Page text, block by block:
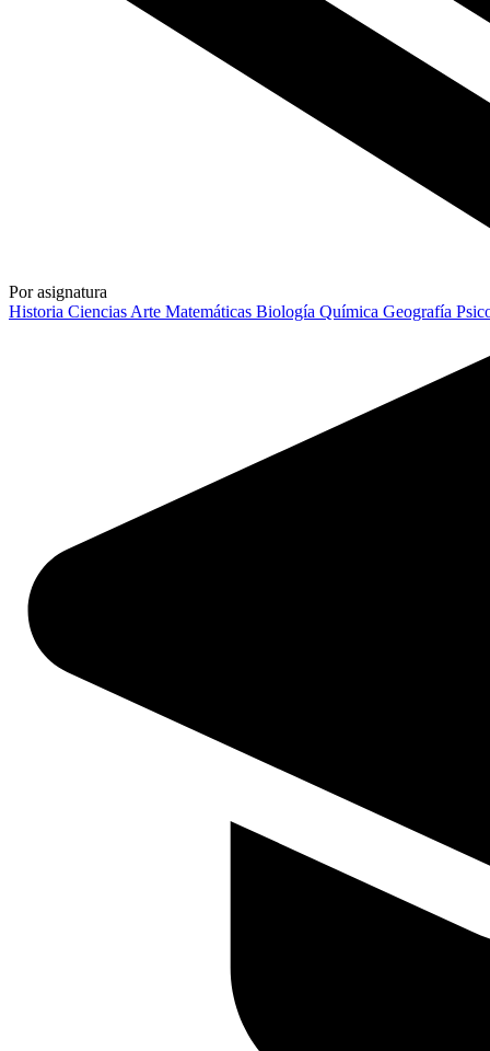
Por asignatura
Historia Ciencias Arte Matemáticas Biología Química Geografía